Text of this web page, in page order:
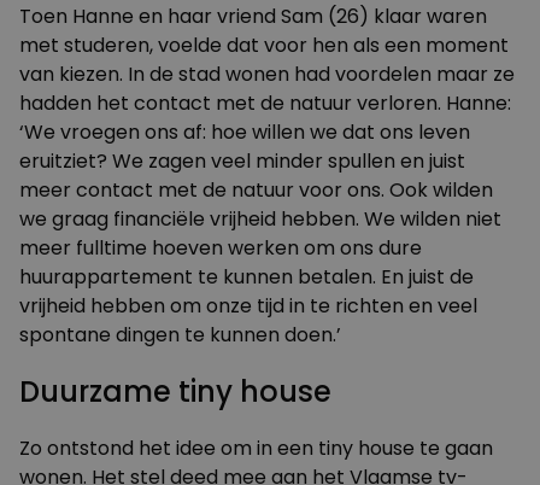
Toen Hanne en haar vriend Sam (26) klaar waren
met studeren, voelde dat voor hen als een moment
van kiezen. In de stad wonen had voordelen maar ze
hadden het contact met de natuur verloren. Hanne:
‘We vroegen ons af: hoe willen we dat ons leven
eruitziet? We zagen veel minder spullen en juist
meer contact met de natuur voor ons. Ook wilden
we graag financiële vrijheid hebben. We wilden niet
meer fulltime hoeven werken om ons dure
huurappartement te kunnen betalen. En juist de
vrijheid hebben om onze tijd in te richten en veel
spontane dingen te kunnen doen.’
Duurzame tiny house
Zo ontstond het idee om in een tiny house te gaan
wonen. Het stel deed mee aan het Vlaamse tv-